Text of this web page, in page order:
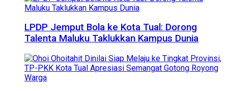
LPDP Jemput Bola ke Kota Tual: Dorong
Talenta Maluku Taklukkan Kampus Dunia